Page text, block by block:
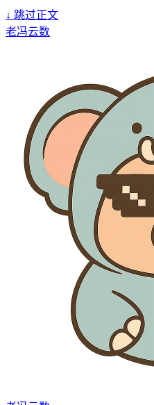
↓ 跳过正文
老冯云数